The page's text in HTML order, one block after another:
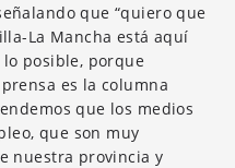
que “quiero que
La Mancha está aquí
posible, porque
es la columna
que los medios
que son muy
nuestra provincia y